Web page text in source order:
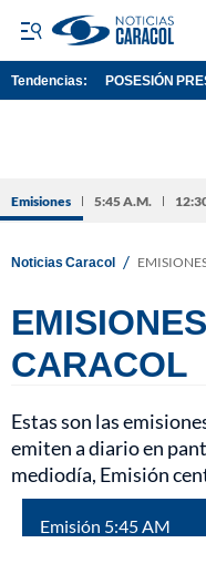
Tendencias: POSESIÓN
Emisiones 5:45 A.M.
Noticias Caracol /
CARACOL
Estas son las
emiten a diario en
mediodía, Emisión
Emisión 5:45 AM